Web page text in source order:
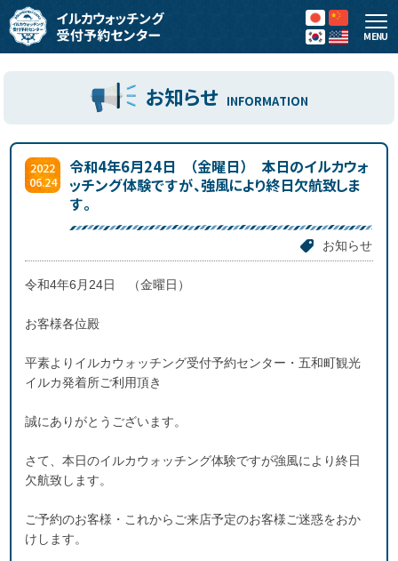
MENU
お知らせ INFORMATION
2022
06.24
令和4年6月24日 （金曜日） 本日のイルカウォ
ッチング体験ですが、強風により終日欠航致しま
す。
お知らせ
令和4年6月24日 （金曜日）
お客様各位殿
平素よりイルカウォッチング受付予約センター・五和町観光
イルカ発着所ご利用頂き
誠にありがとうございます。
さて、本日のイルカウォッチング体験ですが強風により終日
欠航致します。
ご予約のお客様・これからご来店予定のお客様ご迷惑をおか
けします。